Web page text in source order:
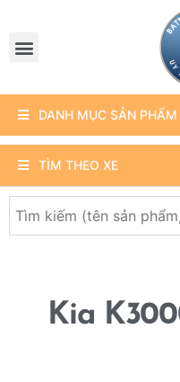
DANH MỤC SẢN PHẨM
TÌM THEO XE
Kia